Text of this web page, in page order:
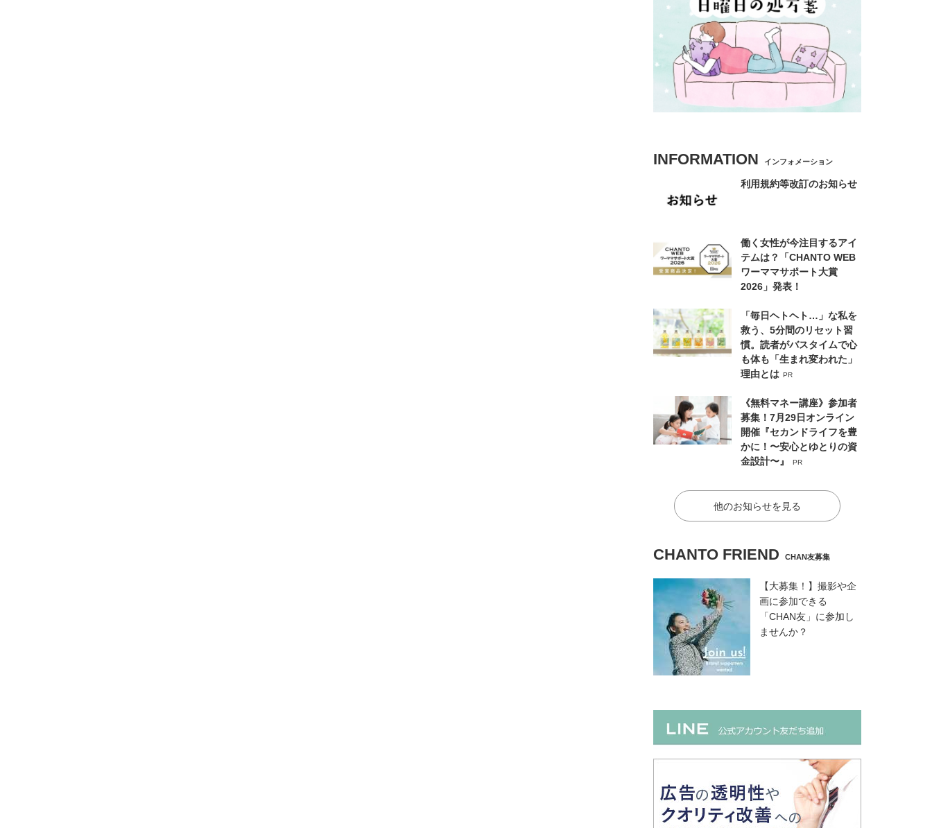
INFORMATION インフォメーション
利用規約等改訂のお知らせ
働く女性が今注目するアイ
テムは？「CHANTO WEB
ワーママサポート大賞
2026」発表！
「毎日ヘトヘト…」な私を
救う、5分間のリセット習
慣。読者がバスタイムで心
も体も「生まれ変われた」
理由とは PR
《無料マネー講座》参加者
募集！7月29日オンライン
開催『セカンドライフを豊
かに！〜安心とゆとりの資
金設計〜』
PR
他のお知らせを見る
CHANTO FRIEND CHAN友募集
【大募集！】撮影や企
画に参加できる
「CHAN友」に参加し
ませんか？